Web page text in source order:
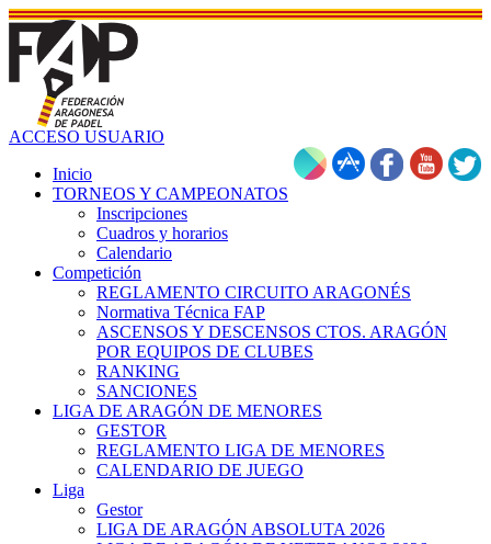
ACCESO USUARIO
Inicio
TORNEOS Y CAMPEONATOS
Inscripciones
Cuadros y horarios
Calendario
Competición
REGLAMENTO CIRCUITO ARAGONÉS
Normativa Técnica FAP
ASCENSOS Y DESCENSOS CTOS. ARAGÓN
POR EQUIPOS DE CLUBES
RANKING
SANCIONES
LIGA DE ARAGÓN DE MENORES
GESTOR
REGLAMENTO LIGA DE MENORES
CALENDARIO DE JUEGO
Liga
Gestor
LIGA DE ARAGÓN ABSOLUTA 2026